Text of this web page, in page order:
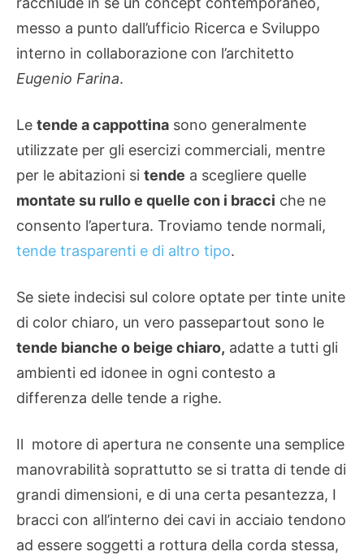
messo a punto dall’ufficio Ricerca e Sviluppo
interno in collaborazione con l’architetto
Eugenio Farina.
Le tende a cappottina sono generalmente
utilizzate per gli esercizi commerciali, mentre
per le abitazioni si tende a scegliere quelle
montate su rullo e quelle con i bracci che ne
consento l’apertura. Troviamo tende normali,
tende trasparenti e di altro tipo.
Se siete indecisi sul colore optate per tinte unite
di color chiaro, un vero passepartout sono le
tende bianche o beige chiaro, adatte a tutti gli
ambienti ed idonee in ogni contesto a
differenza delle tende a righe.
Il motore di apertura ne consente una semplice
manovrabilità soprattutto se si tratta di tende di
grandi dimensioni, e di una certa pesantezza, I
bracci con all’interno dei cavi in acciaio tendono
ad essere soggetti a rottura della corda stessa,